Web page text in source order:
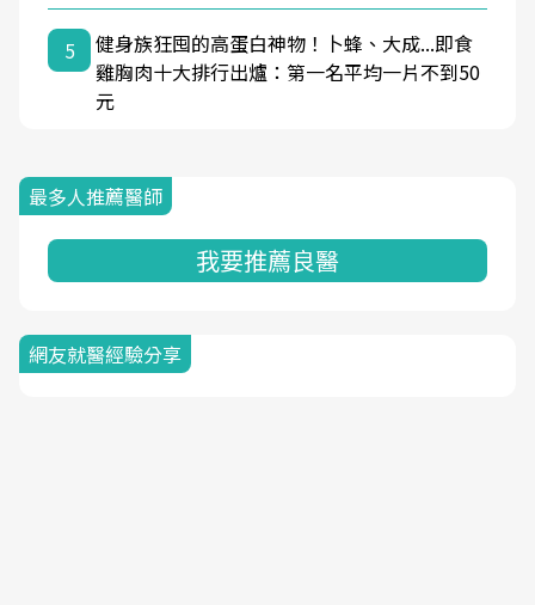
5
健身族狂囤的高蛋白神物！卜蜂、大成...即食
雞胸肉十大排行出爐：第一名平均一片不到50
元
最多人推薦醫師
我要推薦良醫
網友就醫經驗分享